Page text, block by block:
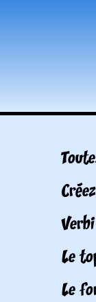
Le
Le